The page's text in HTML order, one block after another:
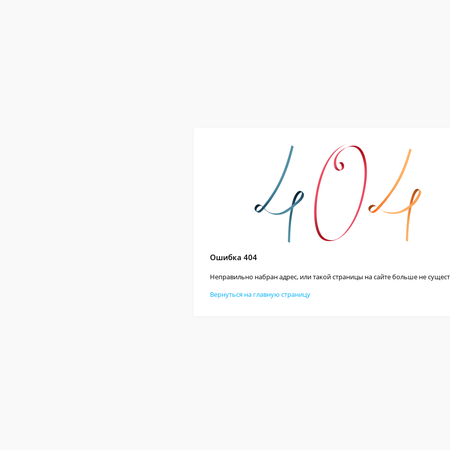
Ошибка 404
Неправильно набран адрес, или такой страницы на сайте больше не
Вернуться на главную страницу